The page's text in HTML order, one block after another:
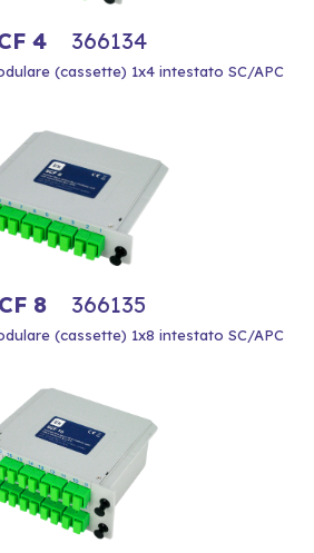
4 366134
(cassette) 1x4 intestato SC/APC
8 366135
(cassette) 1x8 intestato SC/APC